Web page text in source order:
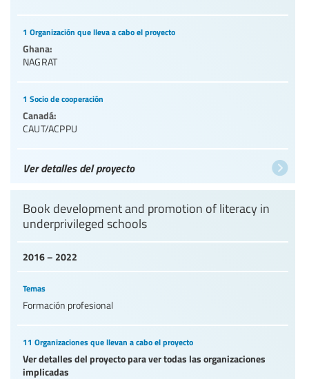
1 Organización que lleva a cabo el proyecto
Ghana:
NAGRAT
1 Socio de cooperación
Canadá:
CAUT/ACPPU
Ver detalles del proyecto
2016 – 2022
Book development and promotion of literacy in
underprivileged schools
Temas
Formación profesional
11 Organizaciones que llevan a cabo el proyecto
Ver detalles del proyecto para ver todas las organizaciones
implicadas